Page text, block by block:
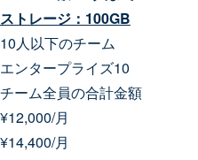
ストレージ：100GB
10人以下のチーム
エンタープライズ10
チーム全員の合計金額
¥12,000/月
¥14,400/月